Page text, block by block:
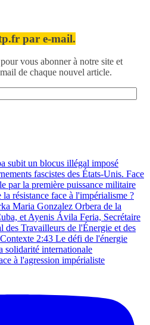
par e-mail.
vous abonner à notre site et
de chaque nouvel article.
à l'agression impérialiste